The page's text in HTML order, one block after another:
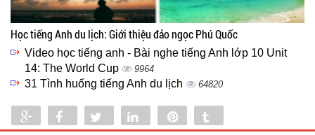
Học tiếng Anh du lịch: Giới thiệu đảo ngọc Phú Quốc
Video học tiếng anh - Bài nghe tiếng Anh lớp 10 Unit
14: The World Cup
9964
31 Tình huống tiếng Anh du lịch 64820
Share Share Tweet Share